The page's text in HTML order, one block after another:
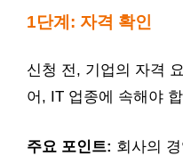
1단계: 자격 확인
신청 전, 기업의 자격
어, IT 업종에 속해야
주요 포인트: 회사의